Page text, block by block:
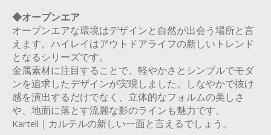
◆オープンエア
オープンエアな環境はデザインと自然が出会う場所と言
えます。ハイレイはアウトドアライフの新しいトレンド
となるシリーズです。
金属素材に注目することで、軽やかさとシンプルでモダ
ンを追求したデザインが実現しました。しなやかで抜け
感を演出するだけでなく、立体的なフォルムの美しさ
や、地面に落とす流麗な影のラインも魅力です。
Kartell｜カルテルの新しい一面と言えるでしょう。